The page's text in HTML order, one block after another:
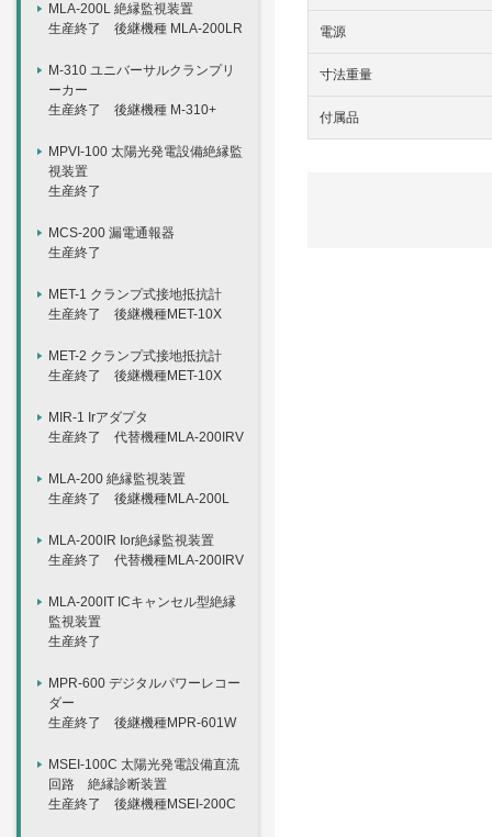
MLA-200L 絶縁監視装置
生産終了 後継機種 MLA-200LR
M-310 ユニバーサルクランプリ
ーカー
生産終了 後継機種 M-310+
MPVI-100 太陽光発電設備絶縁監
視装置
生産終了
MCS-200 漏電通報器
生産終了
MET-1 クランプ式接地抵抗計
生産終了 後継機種MET-10X
MET-2 クランプ式接地抵抗計
生産終了 後継機種MET-10X
MIR-1 Irアダプタ
生産終了 代替機種MLA-200IRV
MLA-200 絶縁監視装置
生産終了 後継機種MLA-200L
MLA-200IR Ior絶縁監視装置
生産終了 代替機種MLA-200IRV
MLA-200IT ICキャンセル型絶縁
監視装置
生産終了
MPR-600 デジタルパワーレコー
ダー
生産終了 後継機種MPR-601W
MSEI-100C 太陽光発電設備直流
回路 絶縁診断装置
生産終了 後継機種MSEI-200C
電源
寸法重量
付属品